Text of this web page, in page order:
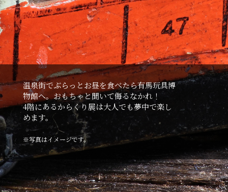
温泉街でぶらっとお昼を⾷べたら有⾺玩具博
物館へ。おもちゃと聞いて侮るなかれ！
4階にあるからくり展は⼤⼈でも夢中で楽し
めます。
※写真はイメージです。